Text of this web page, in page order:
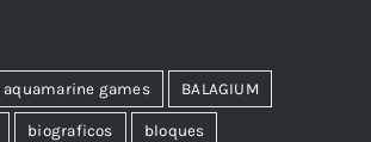
aquamarine games BALAGIUM
biograficos bloques